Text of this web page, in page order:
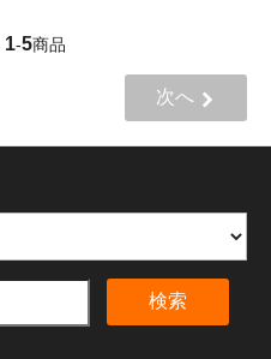
1-5商品
次へ
検索